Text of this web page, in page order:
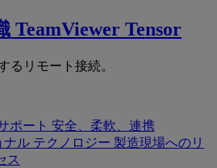
TeamViewer Tensor
るリモート接続。
ポート 安全、柔軟、連携
ナル テクノロジー 製造現場へのリ
ス